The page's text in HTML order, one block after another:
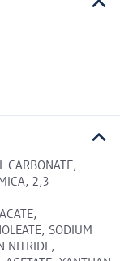
CARBONATE,
2,3-
SODIUM
NITRIDE,